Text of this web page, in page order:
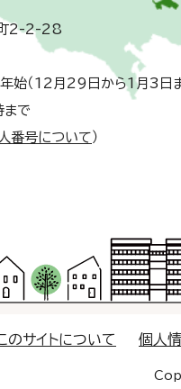
2-2-28
年始（12月29日から1月3日
で
番号について ）
のサイトについて 個人